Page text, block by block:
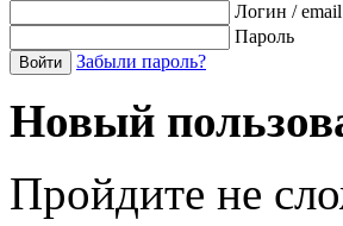
Логин / email
Пароль
Войти Забыли пароль?
Новый
Пройдите не